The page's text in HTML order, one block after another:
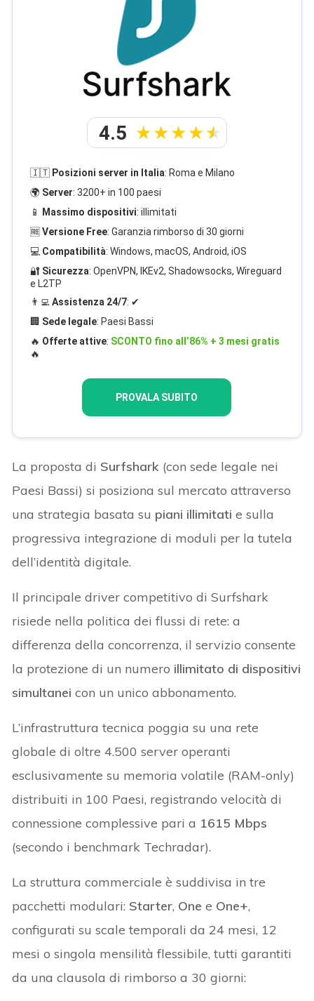
4.5
🇮🇹 Posizioni server in Italia: Roma e Milano
🌍 Server: 3200+ in 100 paesi
📱
Massimo dispositivi: illimitati
🆓Versione Free: Garanzia rimborso di 30 giorni
💻 Compatibilità: Windows, macOS, Android, iOS
🔐 Sicurezza: OpenVPN, IKEv2, Shadowsocks, Wireguard
e L2TP
👨‍💻Assistenza 24/7: ✔
🏢 Sede legale: Paesi Bassi
🔥 Offerte attive: SCONTO fino all’86% + 3 mesi gratis
🔥
PROVALA SUBITO
La proposta di Surfshark (con sede legale nei
Paesi Bassi) si posiziona sul mercato attraverso
una strategia basata su piani illimitati e sulla
progressiva integrazione di moduli per la tutela
dell’identità digitale.
Il principale driver competitivo di Surfshark
risiede nella politica dei flussi di rete: a
differenza della concorrenza, il servizio consente
la protezione di un numero illimitato di dispositivi
simultanei con un unico abbonamento.
L’infrastruttura tecnica poggia su una rete
globale di oltre 4.500 server operanti
esclusivamente su memoria volatile (RAM-only)
distribuiti in 100 Paesi, registrando velocità di
connessione complessive pari a 1615 Mbps
(secondo i benchmark Techradar).
La struttura commerciale è suddivisa in tre
pacchetti modulari: Starter, One e One+,
configurati su scale temporali da 24 mesi, 12
mesi o singola mensilità flessibile, tutti garantiti
da una clausola di rimborso a 30 giorni: